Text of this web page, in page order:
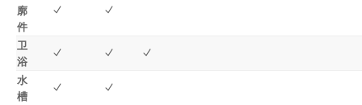
廓
件
卫
浴
水
槽